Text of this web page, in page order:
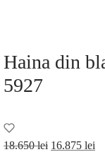
Haina din
5927
18.650lei Prețul
16.875 lei